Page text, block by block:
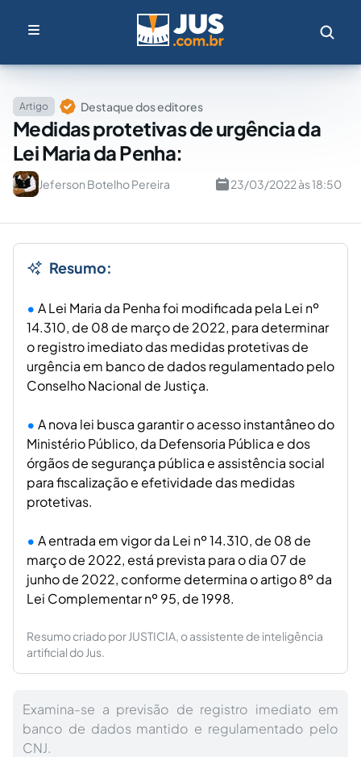
Artigo Destaque dos editores
Medidas protetivas de urgência da
Lei Maria da Penha:
Jeferson Botelho Pereira 23/03/2022 às 18:50
Resumo:
A Lei Maria da Penha foi modificada pela Lei nº
14.310, de 08 de março de 2022, para determinar
o registro imediato das medidas protetivas de
urgência em banco de dados regulamentado pelo
Conselho Nacional de Justiça.
A nova lei busca garantir o acesso instantâneo do
Ministério Público, da Defensoria Pública e dos
órgãos de segurança pública e assistência social
para fiscalização e efetividade das medidas
protetivas.
A entrada em vigor da Lei nº 14.310, de 08 de
março de 2022, está prevista para o dia 07 de
junho de 2022, conforme determina o artigo 8º da
Lei Complementar nº 95, de 1998.
Resumo criado por JUSTICIA, o assistente de inteligência
artificial do Jus.
Examina-se a previsão de registro imediato em
banco de dados mantido e regulamentado pelo
CNJ.